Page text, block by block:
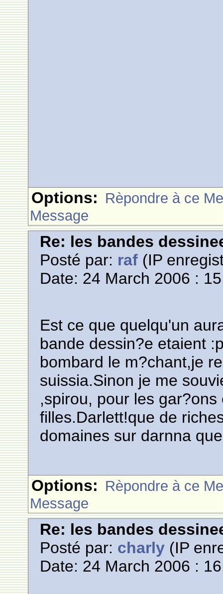
Options: Rèpondre à ce
Message
Re: les bandes
Posté par: raf (IP
Date: 24 March 2006 :
Est ce que quelqu'un
bande dessin?e etaient
bombard le m?chant,je
suissia.Sinon je me
,spirou, pour les
filles.Darlett!que de
domaines sur darnna
Options: Rèpondre à ce
Message
Re: les bandes
Posté par: charly (IP
Date: 24 March 2006 :